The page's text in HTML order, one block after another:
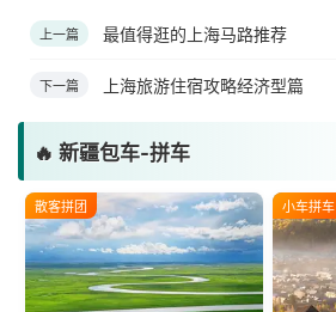
上一篇 最值得逛的上海马路推荐
下一篇 上海旅游住宿攻略经济型篇
🔥 新疆包车-拼车
散客拼团 小车拼车